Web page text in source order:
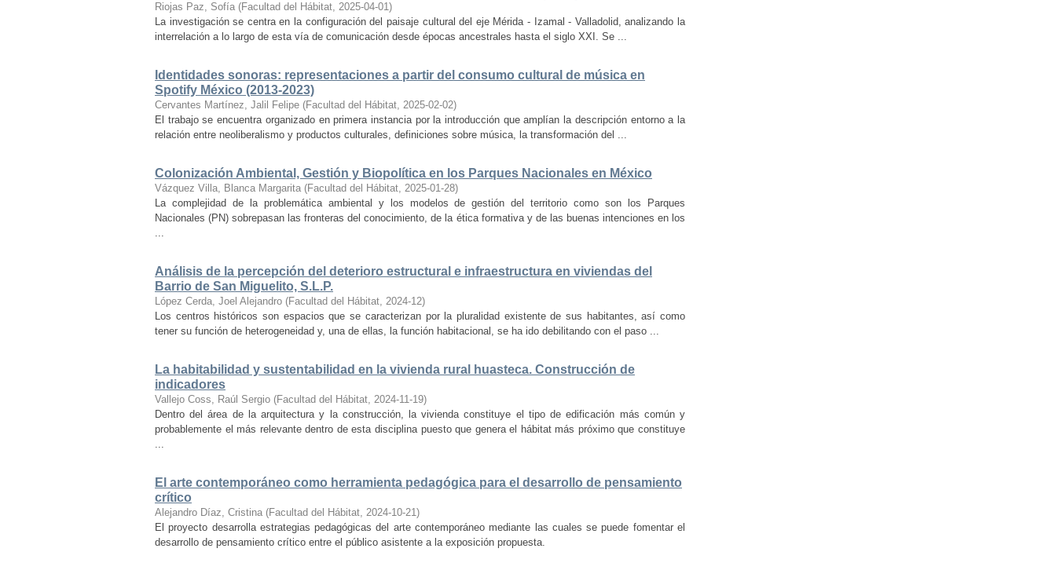
Riojas Paz, Sofía (Facultad del Hábitat, 2025-04-01)
La investigación se centra en la configuración del paisaje cultural del eje Mérida - Izamal - Valladolid, analizando la
interrelación a lo largo de esta vía de comunicación desde épocas ancestrales hasta el siglo XXI. Se ...
Identidades sonoras: representaciones a partir del consumo cultural de música en
Spotify México (2013-2023)
Cervantes Martínez, Jalil Felipe (Facultad del Hábitat, 2025-02-02)
El trabajo se encuentra organizado en primera instancia por la introducción que amplían la descripción entorno a la
relación entre neoliberalismo y productos culturales, definiciones sobre música, la transformación del ...
Colonización Ambiental, Gestión y Biopolítica en los Parques Nacionales en México
Vázquez Villa, Blanca Margarita (Facultad del Hábitat, 2025-01-28)
La complejidad de la problemática ambiental y los modelos de gestión del territorio como son los Parques
Nacionales (PN) sobrepasan las fronteras del conocimiento, de la ética formativa y de las buenas intenciones en los
...
Análisis de la percepción del deterioro estructural e infraestructura en viviendas del
Barrio de San Miguelito, S.L.P.
López Cerda, Joel Alejandro (Facultad del Hábitat, 2024-12)
Los centros históricos son espacios que se caracterizan por la pluralidad existente de sus habitantes, así como
tener su función de heterogeneidad y, una de ellas, la función habitacional, se ha ido debilitando con el paso ...
La habitabilidad y sustentabilidad en la vivienda rural huasteca. Construcción de
indicadores
Vallejo Coss, Raúl Sergio (Facultad del Hábitat, 2024-11-19)
Dentro del área de la arquitectura y la construcción, la vivienda constituye el tipo de edificación más común y
probablemente el más relevante dentro de esta disciplina puesto que genera el hábitat más próximo que constituye
...
El arte contemporáneo como herramienta pedagógica para el desarrollo de pensamiento
crítico
Alejandro Díaz, Cristina (Facultad del Hábitat, 2024-10-21)
El proyecto desarrolla estrategias pedagógicas del arte contemporáneo mediante las cuales se puede fomentar el
desarrollo de pensamiento crítico entre el público asistente a la exposición propuesta.